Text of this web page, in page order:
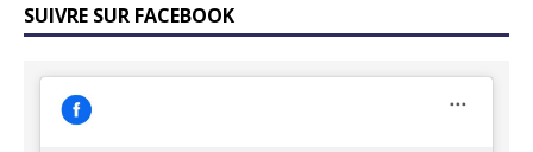
SUIVRE SUR FACEBOOK